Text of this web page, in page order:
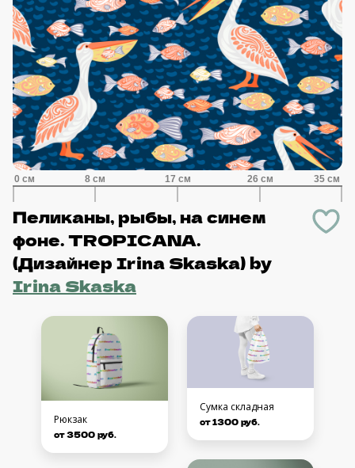
Пеликаны, рыбы, на синем
фоне. TROPICANA.
(Дизайнер Irina Skaska)by
Irina Skaska
Рюкзак
от 3500 руб.
Сумка складная
от 1300 руб.